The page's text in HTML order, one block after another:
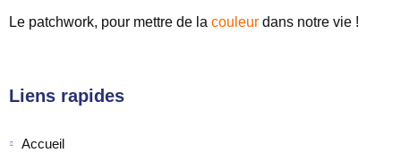
Le patchwork, pour mettre de la couleur dans notre vie !
Liens rapides
Accueil